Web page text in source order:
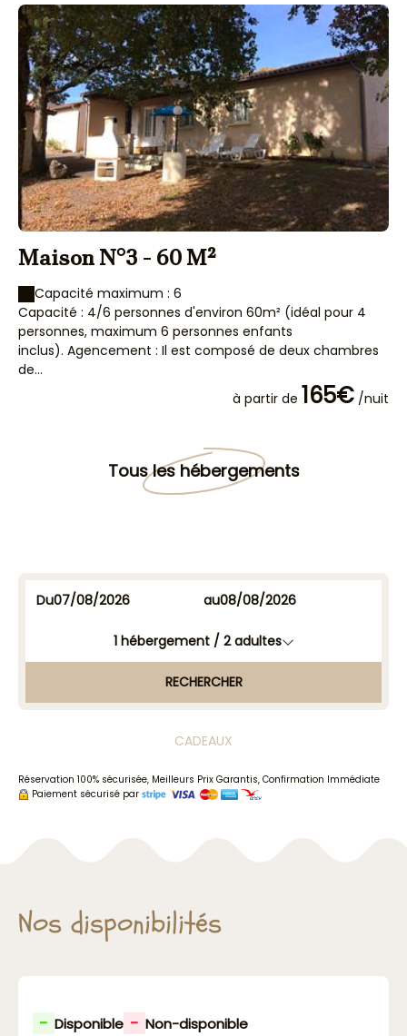
Maison N°3 - 60 M²
Capacité maximum : 6
Capacité : 4/6 personnes d'environ 60m² (idéal pour 4
personnes, maximum 6 personnes enfants
inclus). Agencement : Il est composé de deux chambres
de...
à partir de 165€ /nuit
Tous les hébergements
Du au
1 hébergement / 2adultes
RECHERCHER
CADEAUX
Réservation 100% sécurisée, Meilleurs Prix Garantis, Confirmation Immédiate
Paiement sécurisé par
Nos disponibilités
- Disponible - Non-disponible